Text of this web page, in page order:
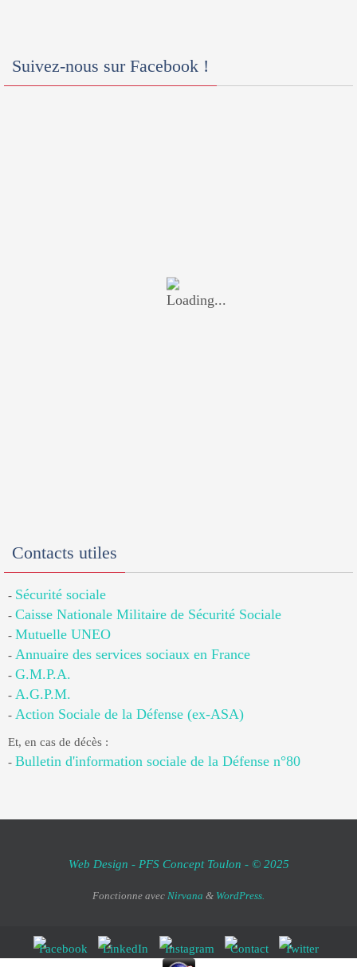
Suivez-nous sur Facebook !
Contacts utiles
- Sécurité sociale
- Caisse Nationale Militaire de Sécurité Sociale
- Mutuelle UNEO
- Annuaire des services sociaux en France
- G.M.P.A.
- A.G.P.M.
- Action Sociale de la Défense (ex-ASA)
Et, en cas de décès :
- Bulletin d'information sociale de la Défense n°80
Web Design - PFS Concept Toulon - © 2025
Fonctionne avec Nirvana & WordPress.